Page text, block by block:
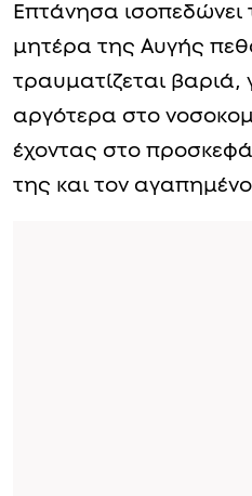
Επτάνησα ισοπεδώνει
μητέρα της Αυγής
τραυματίζεται βαριά,
αργότερα στο
έχοντας στο
της και τον